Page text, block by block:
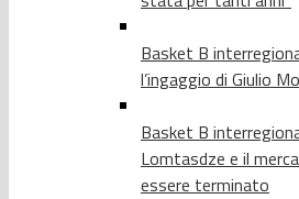
Basket B
l’ingaggio di Giulio
Basket B
Lomtasdze e il
essere terminato